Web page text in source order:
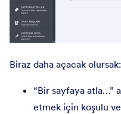
Biraz daha açacak olursak:
“Bir sayfaya atla…”
etmek için koşulu